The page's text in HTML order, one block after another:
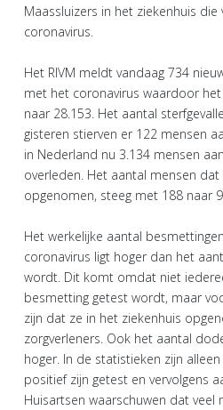
Maassluizers in het ziekenhuis
coronavirus.
Het RIVM meldt vandaag 734
met het coronavirus waardoor
naar 28.153. Het aantal
gisteren stierven er 122 mensen
in Nederland nu 3.134 mensen
overleden. Het aantal mensen dat
opgenomen, steeg met 188 naar
Het werkelijke aantal
coronavirus ligt hoger dan het
wordt. Dit komt omdat niet
besmetting getest wordt, maar
zijn dat ze in het ziekenhuis
zorgverleners. Ook het aantal
hoger. In de statistieken zijn
positief zijn getest en vervolgens
Huisartsen waarschuwen dat veel